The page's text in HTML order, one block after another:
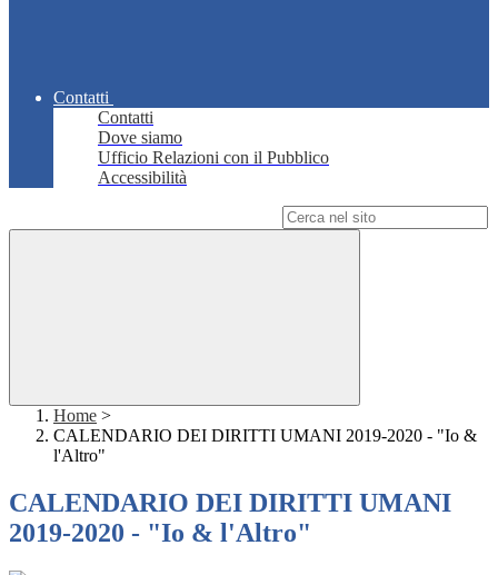
Contatti
Contatti
Dove siamo
Ufficio Relazioni con il Pubblico
Accessibilità
Home >
CALENDARIO DEI DIRITTI UMANI 2019-2020 - "Io &
l'Altro"
CALENDARIO DEI DIRITTI UMANI
2019-2020 - "Io & l'Altro"